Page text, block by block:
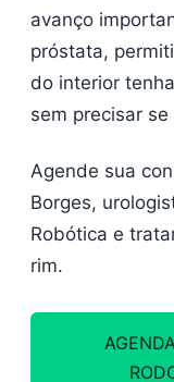
avanço
próstata,
do interior
sem precisar
Agende sua
Borges,
Robótica e
rim.